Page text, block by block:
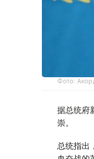
Фото:
据总统府
崇。
总统指出